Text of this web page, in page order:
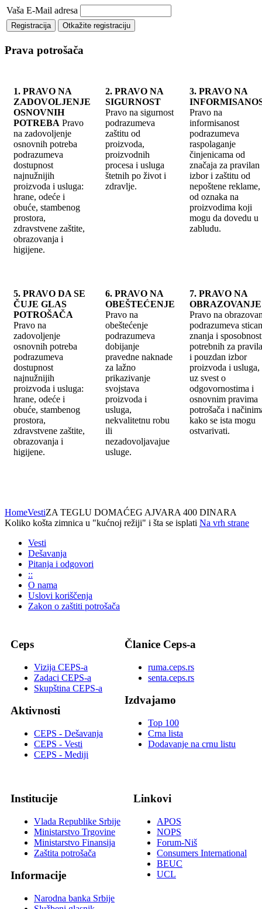
Vaša E-Mail adresa
Prava potrošača
1. PRAVO NA
ZADOVOLJENJE
OSNOVNIH
POTREBA Pravo
na zadovoljenje
osnovnih potreba
podrazumeva
dostupnost
najnužnijih
proizvoda i usluga:
hrane, odeće i
obuće, stambenog
prostora,
zdravstvene zaštite,
obrazovanja i
higijene.
2. PRAVO NA
SIGURNOST
Pravo na sigurnost
podrazumeva
zaštitu od
proizvoda,
proizvodnih
procesa i usluga
štetnih po život i
zdravlje.
3. PRAVO NA
Pravo na
informisanost
podrazumeva
raspolaganje
činjenicama od
značaja za pravilan
izbor i zaštitu od
nepoštene
od oznaka na
proizvodima koji
mogu da dovedu u
zabludu.
5. PRAVO DA SE
ČUJE GLAS
POTROŠAČA
Pravo na
zadovoljenje
osnovnih potreba
podrazumeva
dostupnost
najnužnijih
proizvoda i usluga:
hrane, odeće i
obuće, stambenog
prostora,
zdravstvene zaštite,
obrazovanja i
higijene.
6. PRAVO NA
OBEŠTEĆENJE
Pravo na
obeštećenje
podrazumeva
dobijanje
pravedne naknade
za lažno
prikazivanje
svojstava
proizvoda i
usluga,
nekvalitetnu robu
ili
nezadovoljavajue
usluge.
7. PRAVO NA
OBRAZOVANJE
Pravo na
podrazumeva
znanja i
potrebnih za
i pouzdan izbor
proizvoda i usluga,
uz svest o
odgovornostima i
osnovnim pravima
potrošača i
kako se ista mogu
ostvarivati.
HomeVestiZA TEGLU DOMAĆEG AJVARA 400 DINARA
Koliko košta zimnica u "kućnoj režiji" i šta se isplati Na vrh strane
Vesti
Dešavanja
Pitanja i odgovori
::
O nama
Uslovi koriščenja
Zakon o zaštiti potrošača
Ceps
Vizija CEPS-a
Zadaci CEPS-a
Skupština CEPS-a
Aktivnosti
CEPS - Dešavanja
CEPS - Vesti
CEPS - Mediji
Članice Ceps-a
ruma.ceps.rs
senta.ceps.rs
Izdvajamo
Top 100
Crna lista
Dodavanje na crnu listu
Institucije
Vlada Republike Srbije
Ministarstvo Trgovine
Ministarstvo Finansija
Zaštita potrošača
Informacije
Narodna banka Srbije
Linkovi
APOS
NOPS
Forum-Niš
Consumers International
BEUC
UCL